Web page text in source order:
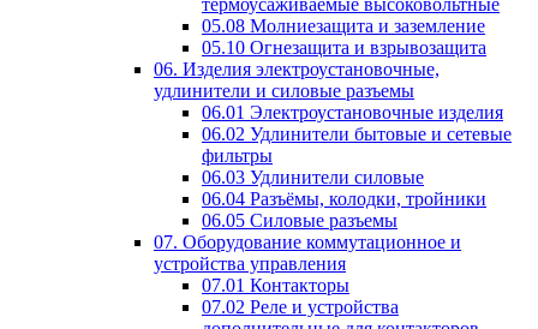
05.08 Молниезащита и заземление
05.10 Огнезащита и взрывозащита
06. Изделия электроустановочные,
удлинители и силовые разъемы
06.01 Электроустановочные изделия
06.02 Удлинители бытовые и сетевые
фильтры
06.03 Удлинители силовые
06.04 Разъёмы, колодки, тройники
06.05 Силовые разъемы
07. Оборудование коммутационное и
устройства управления
07.01 Контакторы
07.02 Реле и устройства